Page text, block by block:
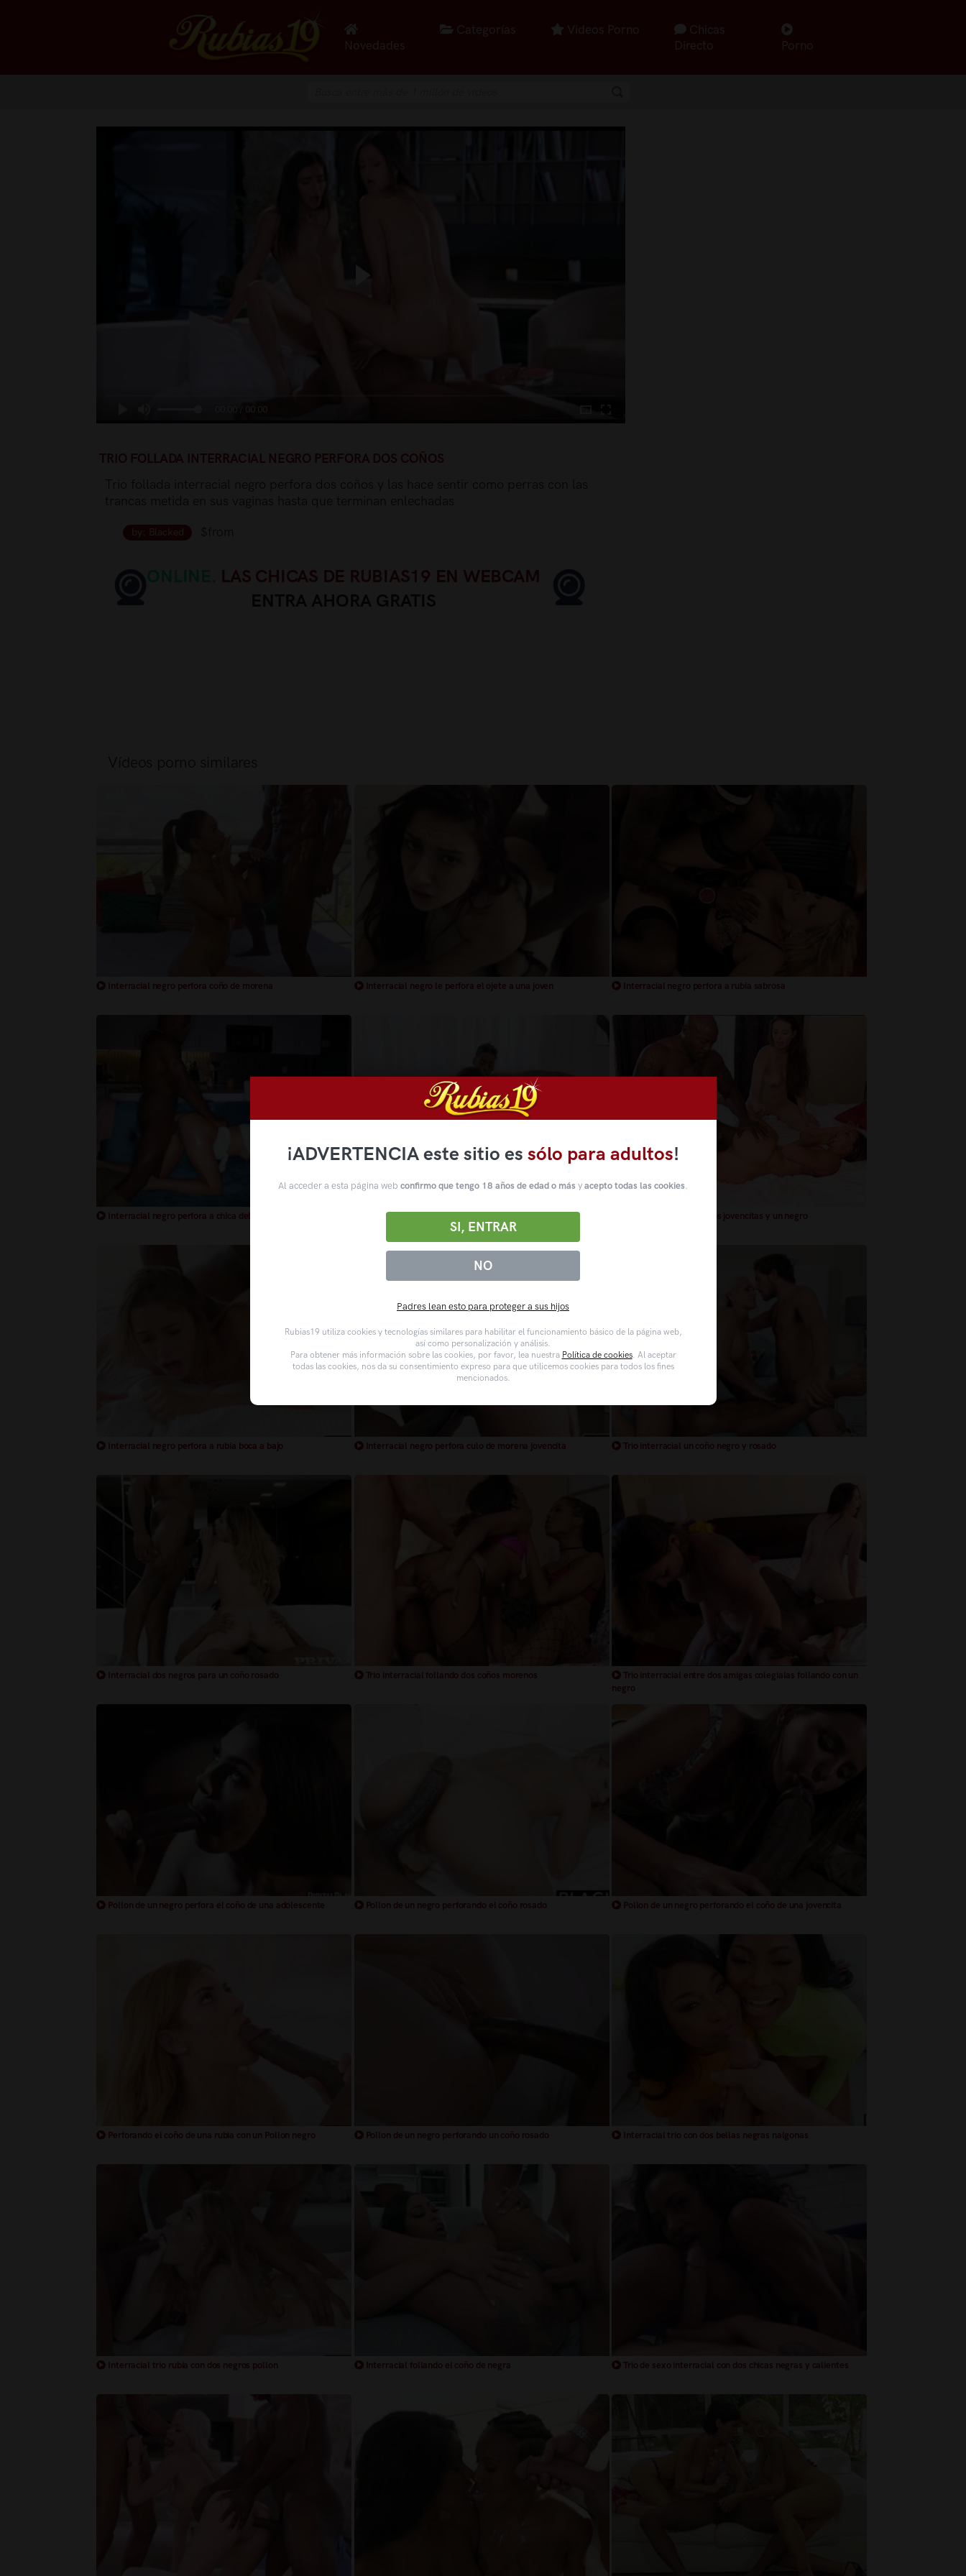
Novedades
Categorías Videos Porno
Chicas
Directo
Porno
TRIO FOLLADA INTERRACIAL NEGRO PERFORA DOS COÑOS
by: Blacked
ONLINE. LAS CHICAS DE RUBIAS19 EN WEBCAM
Interracial negro perfora coño de morena Interracial negro le perfora el ojete a una joven Interracial negro perfora a rubia sabrosa
Interracial negro perfora a chica delgada Trio interracial negro folla dos tatuadas Trio interracial entre dos jovencitas y un negro
Interracial negro perfora a rubia boca a bajo Interracial negro perfora culo de morena jovencita Trio interracial un coño negro y rosado
Interracial dos negros para un coño rosado Trio interracial follando dos coños morenos
Trio interracial entre dos amigas colegialas follando con un
negro
Pollon de un negro perfora el coño de una adolescente Pollon de un negro perforando el coño rosado Pollon de un negro perforando el coño de una jovencita
Perforando el coño de una rubia con un Pollon negro Pollon de un negro perforando un coño rosado Interracial trio con dos bellas negras nalgonas
Interracial trio rubia con dos negros pollon Interracial follando el coño de negra Trio de sexo interracial con dos chicas negras y calientes
¡ADVERTENCIA este sitio es sólo para adultos!
Al acceder a esta página web confirmo que tengo 18 años de edad o más y acepto todas las cookies
NO
SI, ENTRAR
Padres lean esto para proteger a sus hijos
Rubias19 utiliza cookies y tecnologías similares para habilitar el funcionamiento básico de la página web,
así como personalización y análisis.
Para obtener más información sobre las cookies, por favor, lea nuestra Política de cookies. Al aceptar
todas las cookies, nos da su consentimiento expreso para que utilicemos cookies para todos los fines
mencionados.